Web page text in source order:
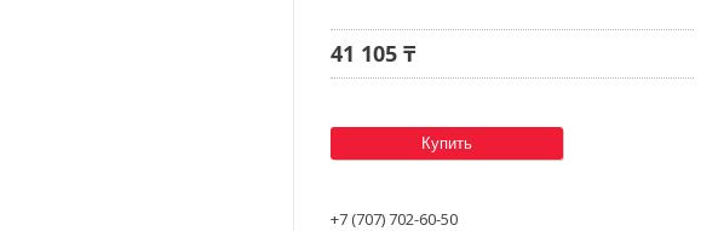
41 105 ₸
Купить
+7 (707) 702-60-50